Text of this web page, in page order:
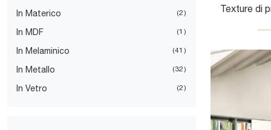
In Materico 2
In MDF 1
In Melaminico 41
In Metallo 32
In Vetro 2